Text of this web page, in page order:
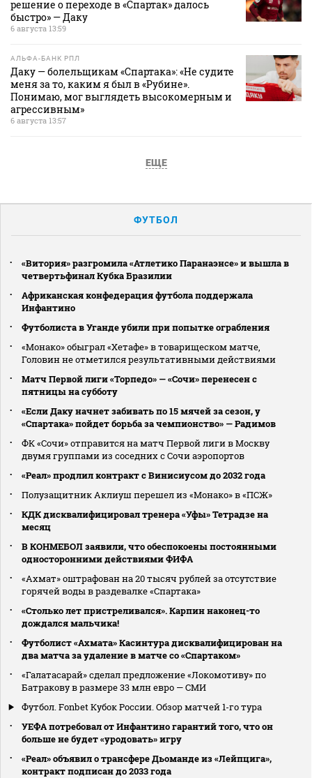
решение о переходе в «Спартак» далось
быстро» — Даку
6 августа 13:59
АЛЬФА-БАНК РПЛ
Даку — болельщикам «Спартака»: «Не судите
меня за то, каким я был в «Рубине».
Понимаю, мог выглядеть высокомерным и
агрессивным»
6 августа 13:57
ЕЩЕ
ФУТБОЛ
«Витория» разгромила «Атлетико Паранаэнсе» и вышла в
четвертьфинал Кубка Бразилии
Африканская конфедерация футбола поддержала
Инфантино
Футболиста в Уганде убили при попытке ограбления
«Монако» обыграл «Хетафе» в товарищеском матче,
Головин не отметился результативными действиями
Матч Первой лиги «Торпедо» — «Сочи» перенесен с
пятницы на субботу
«Если Даку начнет забивать по 15 мячей за сезон, у
«Спартака» пойдет борьба за чемпионство» — Радимов
ФК «Сочи» отправится на матч Первой лиги в Москву
двумя группами из соседних с Сочи аэропортов
«Реал» продлил контракт с Винисиусом до 2032 года
Полузащитник Аклиуш перешел из «Монако» в «ПСЖ»
КДК дисквалифицировал тренера «Уфы» Тетрадзе на
месяц
В КОНМЕБОЛ заявили, что обеспокоены постоянными
односторонними действиями ФИФА
«Ахмат» оштрафован на 20 тысяч рублей за отсутствие
горячей воды в раздевалке «Спартака»
«Столько лет пристреливался». Карпин наконец-то
дождался мальчика!
Футболист «Ахмата» Касинтура дисквалифицирован на
два матча за удаление в матче со «Спартаком»
«Галатасарай» сделал предложение «Локомотиву» по
Батракову в размере 33 млн евро — СМИ
Футбол. Fonbet Кубок России. Обзор матчей 1-го тура
УЕФА потребовал от Инфантино гарантий того, что он
больше не будет «уродовать» игру
«Реал» объявил о трансфере Дьоманде из «Лейпцига»,
контракт подписан до 2033 года